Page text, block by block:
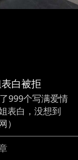
白被拒
999个写满爱情
表白，没想到
）